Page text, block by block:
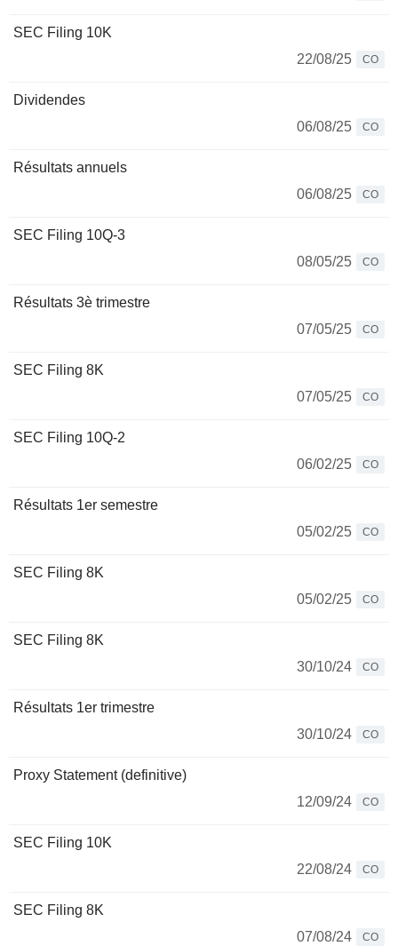
SEC Filing 10K
22/08/25
CO
Dividendes
06/08/25
CO
Résultats annuels
06/08/25
CO
SEC Filing 10Q-3
08/05/25
CO
Résultats 3è trimestre
07/05/25
CO
SEC Filing 8K
07/05/25
CO
SEC Filing 10Q-2
06/02/25
CO
Résultats 1er semestre
05/02/25
CO
SEC Filing 8K
05/02/25
CO
SEC Filing 8K
30/10/24
CO
Résultats 1er trimestre
30/10/24
CO
Proxy Statement (definitive)
12/09/24
CO
SEC Filing 10K
22/08/24
CO
SEC Filing 8K
07/08/24
CO